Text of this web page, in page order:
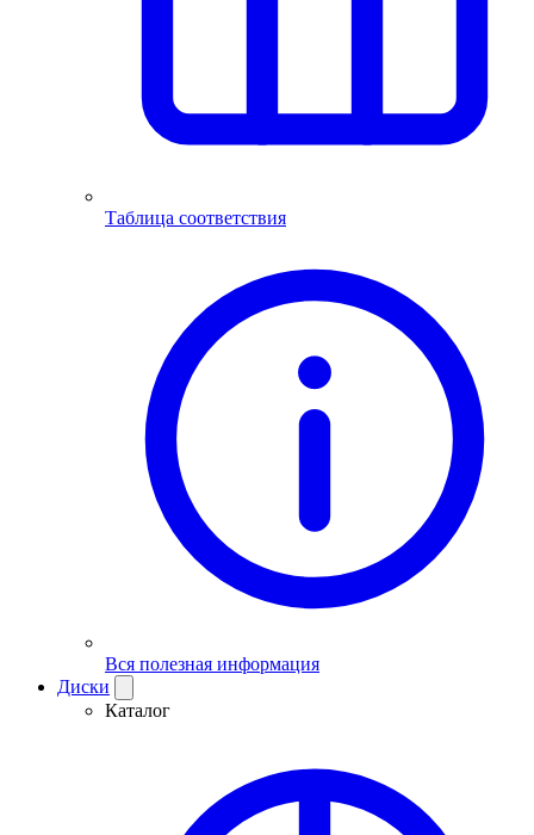
Таблица соответствия
Вся полезная информация
Диски
Каталог